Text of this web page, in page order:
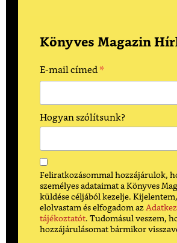
Könyves Magazin
E-mail címed*
Hogyan szólítsunk?
Feliratkozásommal hozzájárulok,
személyes adataimat a Könyves
küldése céljából kezelje.
elolvastam és elfogadom az
tájékoztatót. Tudomásul veszem,
hozzájárulásomat bármikor